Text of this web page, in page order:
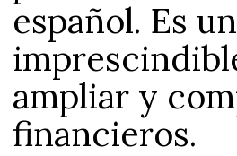
español. Es
ampliar y
financieros.